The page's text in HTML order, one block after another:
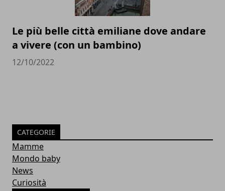
Le più belle città emiliane dove andare
a vivere (con un bambino)
12/10/2022
CATEGORIE
Mamme
Mondo baby
News
Curiosità